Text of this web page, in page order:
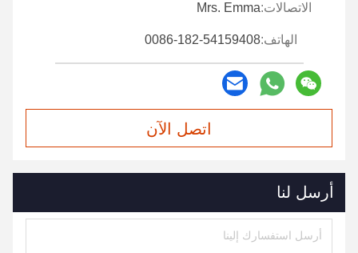
الاتصالات:Mrs. Emma
الهاتف:0086-182-54159408
اتصل الآن
أرسل لنا